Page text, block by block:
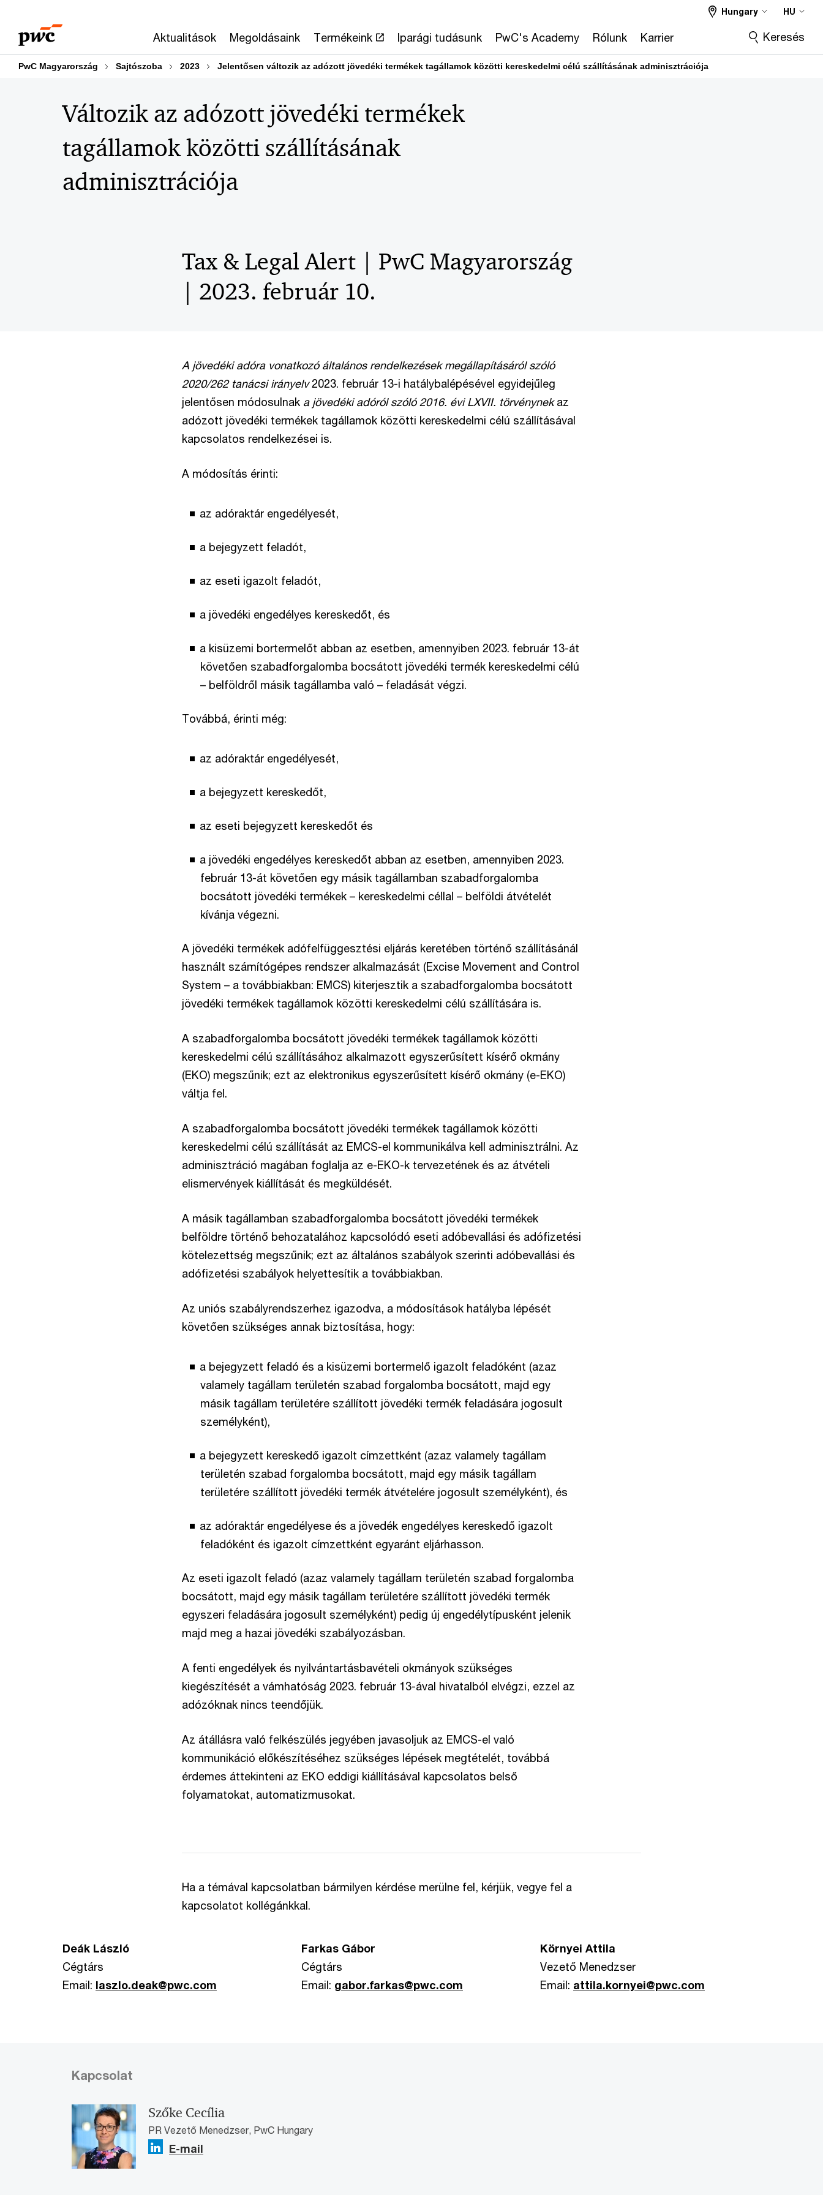
content
footer
Aktualitások Megoldásaink Termékeink Iparági tudásunk PwC's Academy Rólunk Karrier
Hungary HU
Keresés
PwC Magyarország Sajtószoba 2023 Jelentősen változik az adózott jövedéki termékek tagállamok közötti kereskedelmi célú szállításának adminisztrációja
Változik az adózott jövedéki termékek
tagállamok közötti szállításának
adminisztrációja
Tax & Legal Alert | PwC Magyarország
| 2023. február 10.
A jövedéki adóra vonatkozó általános rendelkezések megállapításáról szóló
2020/262 tanácsi irányelv2023. február 13-i hatálybalépésével egyidejűleg
jelentősen módosulnak a jövedéki adóról szóló 2016. évi LXVII. törvénynekaz
adózott jövedéki termékek tagállamok közötti kereskedelmi célú szállításával
kapcsolatos rendelkezései is.
A módosítás érinti:
az adóraktár engedélyesét,
a bejegyzett feladót,
az eseti igazolt feladót,
a jövedéki engedélyes kereskedőt, és
a kisüzemi bortermelőt abban az esetben, amennyiben 2023. február 13-át
követően szabadforgalomba bocsátott jövedéki termék kereskedelmi célú
– belföldről másik tagállamba való – feladását végzi.
Továbbá, érinti még:
az adóraktár engedélyesét,
a bejegyzett kereskedőt,
az eseti bejegyzett kereskedőt és
a jövedéki engedélyes kereskedőt abban az esetben, amennyiben 2023.
február 13-át követően egy másik tagállamban szabadforgalomba
bocsátott jövedéki termékek – kereskedelmi céllal – belföldi átvételét
kívánja végezni.
A jövedéki termékek adófelfüggesztési eljárás keretében történő szállításánál
használt számítógépes rendszer alkalmazását (Excise Movement and Control
System – a továbbiakban: EMCS) kiterjesztik a szabadforgalomba bocsátott
jövedéki termékek tagállamok közötti kereskedelmi célú szállítására is.
A szabadforgalomba bocsátott jövedéki termékek tagállamok közötti
kereskedelmi célú szállításához alkalmazott egyszerűsített kísérő okmány
(EKO) megszűnik; ezt az elektronikus egyszerűsített kísérő okmány (e-EKO)
váltja fel.
A szabadforgalomba bocsátott jövedéki termékek tagállamok közötti
kereskedelmi célú szállítását az EMCS-el kommunikálva kell adminisztrálni. Az
adminisztráció magában foglalja az e-EKO-k tervezetének és az átvételi
elismervények kiállítását és megküldését.
A másik tagállamban szabadforgalomba bocsátott jövedéki termékek
belföldre történő behozatalához kapcsolódó eseti adóbevallási és adófizetési
kötelezettség megszűnik; ezt az általános szabályok szerinti adóbevallási és
adófizetési szabályok helyettesítik a továbbiakban.
Az uniós szabályrendszerhez igazodva, a módosítások hatályba lépését
követően szükséges annak biztosítása, hogy:
a bejegyzett feladó és a kisüzemi bortermelő igazolt feladóként (azaz
valamely tagállam területén szabad forgalomba bocsátott, majd egy
másik tagállam területére szállított jövedéki termék feladására jogosult
személyként),
a bejegyzett kereskedő igazolt címzettként (azaz valamely tagállam
területén szabad forgalomba bocsátott, majd egy másik tagállam
területére szállított jövedéki termék átvételére jogosult személyként), és
az adóraktár engedélyese és a jövedék engedélyes kereskedő igazolt
feladóként és igazolt címzettként egyaránt eljárhasson.
Az eseti igazolt feladó (azaz valamely tagállam területén szabad forgalomba
bocsátott, majd egy másik tagállam területére szállított jövedéki termék
egyszeri feladására jogosult személyként) pedig új engedélytípusként jelenik
majd meg a hazai jövedéki szabályozásban.
A fenti engedélyek és nyilvántartásbavételi okmányok szükséges
kiegészítését a vámhatóság 2023. február 13-ával hivatalból elvégzi, ezzel az
adózóknak nincs teendőjük.
Az átállásra való felkészülés jegyében javasoljuk az EMCS-el való
kommunikáció előkészítéséhez szükséges lépések megtételét, továbbá
érdemes áttekinteni az EKO eddigi kiállításával kapcsolatos belső
folyamatokat, automatizmusokat.
Ha a témával kapcsolatban bármilyen kérdése merülne fel, kérjük, vegye fel a
kapcsolatot kollégánkkal.
Deák László
Cégtárs
Email: laszlo.deak@pwc.com
Farkas Gábor
Cégtárs
Email: gabor.farkas@pwc.com
Környei Attila
Vezető Menedzser
Email: attila.kornyei@pwc.com
Kapcsolat
Szőke Cecília
PR Vezető Menedzser, PwC Hungary
E-mail